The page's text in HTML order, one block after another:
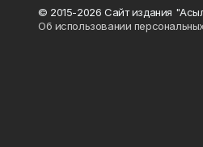
© 2015-2026 Сайт издания
Об использовании